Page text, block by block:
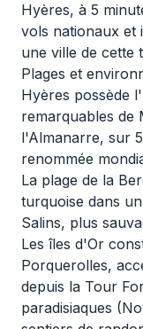
Hyères, à 5
vols nationaux
une ville de cette
Plages et
Hyères possède
remarquables de
l'Almanarre, sur
renommée
La plage de la
turquoise dans
Salins, plus
Les îles d'Or
Porquerolles,
depuis la Tour
paradisiaques